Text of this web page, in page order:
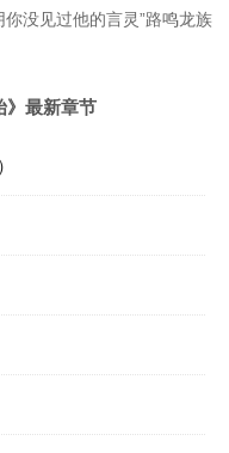
没见过他的言灵”路鸣龙族
》最新章节